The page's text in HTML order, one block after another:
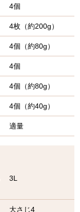
4個
4枚（約200g）
4個（約80g）
4個
4個（約80g）
4個（約40g）
適量
3L
大さじ4